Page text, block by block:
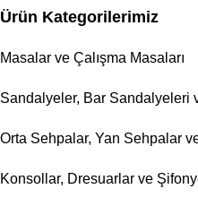
Ürün Kategorilerimiz
Masalar ve Çalışma Masaları
Sandalyeler, Bar Sandalyeleri
Orta Sehpalar, Yan Sehpalar
Konsollar, Dresuarlar ve